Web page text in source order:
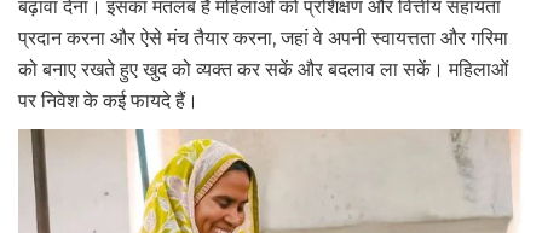
बढ़ावा देना। इसका मतलब है महिलाओं को प्रशिक्षण और वित्तीय सहायता
प्रदान करना और ऐसे मंच तैयार करना, जहां वे अपनी स्वायत्तता और गरिमा
को बनाए रखते हुए खुद को व्यक्त कर सकें और बदलाव ला सकें। महिलाओं
पर निवेश के कई फायदे हैं।